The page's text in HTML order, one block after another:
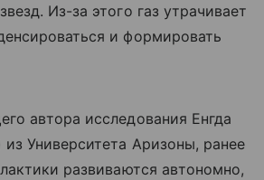
Из-за этого газ утрачивает
и формировать
автора исследования Енгда
Университета Аризоны, ранее
развиваются автономно,